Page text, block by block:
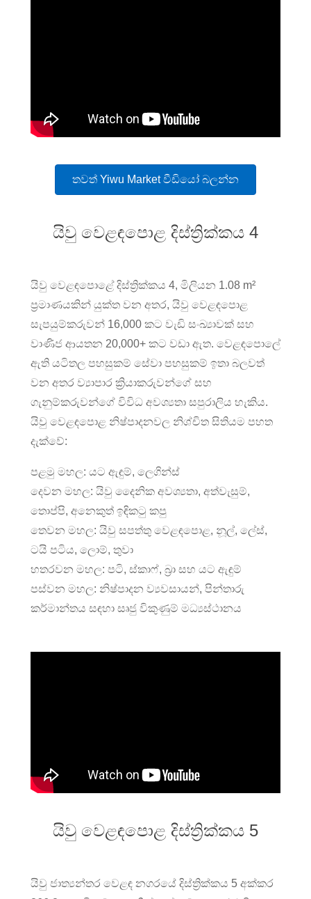
තවත් Yiwu Market වීඩියෝ බලන්න
යිවු වෙළඳපොළ දිස්ත්‍රික්කය 4
යිවු වෙළඳපොළේ දිස්ත්‍රික්කය 4, මිලියන 1.08 m²
ප්‍රමාණයකින් යුක්ත වන අතර, යිවු වෙළඳපොළ
සැපයුම්කරුවන් 16,000 කට වැඩි සංඛ්‍යාවක් සහ
වාණිජ ආයතන 20,000+ කට වඩා ඇත. වෙළඳපොලේ
ඇති යටිතල පහසුකම් සේවා පහසුකම් ඉතා බලවත්
වන අතර ව්‍යාපාර ක්‍රියාකරුවන්ගේ සහ
ගැනුම්කරුවන්ගේ විවිධ අවශ්‍යතා සපුරාලිය හැකිය.
යිවු වෙළඳපොළ නිෂ්පාදනවල නිශ්චිත සිතියම පහත
දැක්වේ:
පළමු මහල: යට ඇඳුම්, ලෙගින්ස්
දෙවන මහල: යිවු දෛනික අවශ්‍යතා, අත්වැසුම්,
තොප්පි, අනෙකුත් ඉඳිකටු කපු
තෙවන මහල: යිවු සපත්තු වෙළඳපොළ, නූල්, ලේස්,
ටයි පටිය, ලොම්, තුවා
හතරවන මහල: පටි, ස්කාෆ්, බ්‍රා සහ යට ඇඳුම්
පස්වන මහල: නිෂ්පාදන ව්‍යවසායන්, පින්තාරු
කර්මාන්තය සඳහා සෘජු විකුණුම් මධ්‍යස්ථානය
යිවු වෙළඳපොළ දිස්ත්‍රික්කය 5
යිවු ජාත්‍යන්තර වෙළඳ නගරයේ දිස්ත්‍රික්කය 5 අක්කර